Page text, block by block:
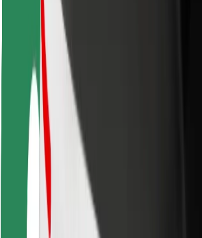
Bezpečnosť vodičov
Bezpečnosť na kolobežkách
Bezpečnostný lab
Mestá
Lokality
Riešenia pre mestá
Letiská
Nabíjacie stanice Bolt
Podpora